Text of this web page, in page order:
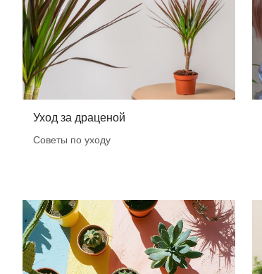
Уход за драценой
Советы по уходу